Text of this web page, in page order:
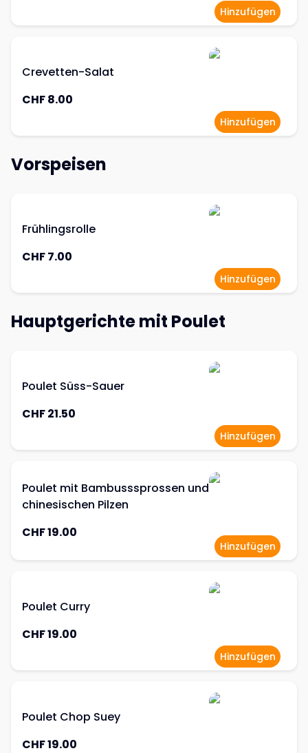
Hinzufügen
Crevetten-Salat
CHF 8.00
Hinzufügen
Vorspeisen
Frühlingsrolle
CHF 7.00
Hinzufügen
Hauptgerichte mit Poulet
Poulet Süss-Sauer
CHF 21.50
Hinzufügen
Poulet mit Bambusssprossen und
chinesischen Pilzen
CHF 19.00
Hinzufügen
Poulet Curry
CHF 19.00
Hinzufügen
Poulet Chop Suey
CHF 19.00